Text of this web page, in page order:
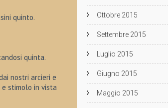
quinto.
quinta.
nostri arcieri e
stimolo in vista
Ottobre 2015
Settembre 2015
Luglio 2015
Giugno 2015
Maggio 2015